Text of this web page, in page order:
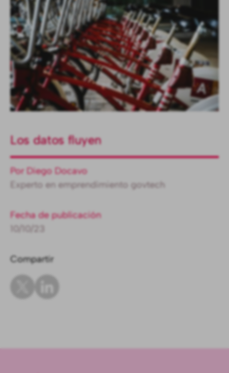
Por Diego Docavo
Experto en emprendimiento govtech
Fecha de publicación
10/10/23
Compartir
Los datos fluyen